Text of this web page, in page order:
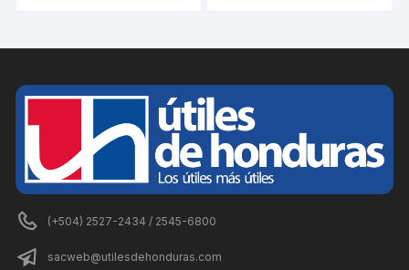
(+504) 2527-2434 / 2545-6800
sacweb@utilesdehonduras.com